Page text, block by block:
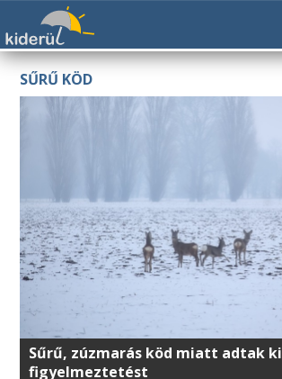
SŰRŰ KÖD
Sűrű, zúzmarás köd miatt adtak ki
figyelmeztetést